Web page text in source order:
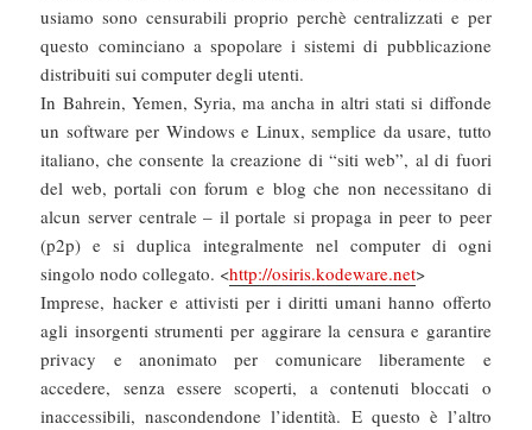
usiamo sono censurabili proprio perchè centralizzati e per
questo cominciano a spopolare i sistemi di pubblicazione
distribuiti sui computer degli utenti.
In Bahrein, Yemen, Syria, ma ancha in altri stati si diffonde
un software per Windows e Linux, semplice da usare, tutto
italiano, che consente la creazione di “siti web”, al di fuori
del web, portali con forum e blog che non necessitano di
alcun server centrale – il portale si propaga in peer to peer
(p2p) e si duplica integralmente nel computer di ogni
singolo nodo collegato. <http://osiris.kodeware.net>
Imprese, hacker e attivisti per i diritti umani hanno offerto
agli insorgenti strumenti per aggirare la censura e garantire
privacy e anonimato per comunicare liberamente e
accedere, senza essere scoperti, a contenuti bloccati o
inaccessibili, nascondendone l’identità. E questo è l’altro